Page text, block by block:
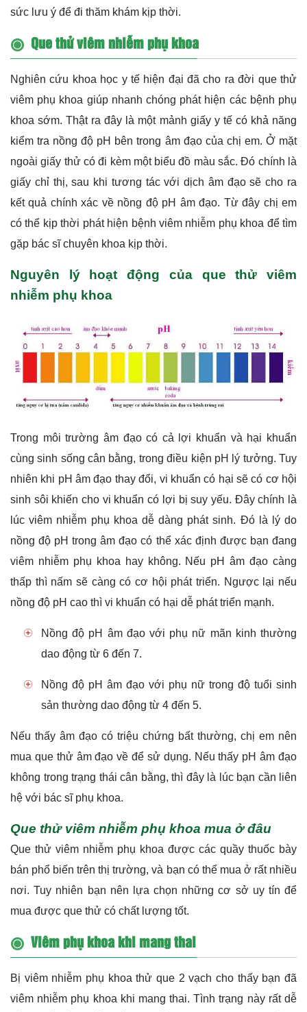
sức lưu ý để đi thăm khám kịp thời.
Que thử viêm nhiễm phụ khoa
Nghiên cứu khoa học y tế hiện đại đã cho ra đời que thử
viêm phụ khoa giúp nhanh chóng phát hiện các bệnh phụ
khoa sớm. Thật ra đây là một mảnh giấy y tế có khả năng
kiểm tra nồng độ pH bên trong âm đạo của chị em. Ở mặt
ngoài giấy thử có đi kèm một biểu đồ màu sắc. Đó chính là
giấy chỉ thị, sau khi tương tác với dịch âm đạo sẽ cho ra
kết quả chính xác về nồng độ pH âm đạo. Từ đây chị em
có thể kịp thời phát hiện bệnh viêm nhiễm phụ khoa để tìm
gặp bác sĩ chuyên khoa kịp thời.
Nguyên lý hoạt động của que thử viêm
nhiễm phụ khoa
Trong môi trường âm đạo có cả lợi khuẩn và hại khuẩn
cùng sinh sống cân bằng, trong điều kiện pH lý tưởng. Tuy
nhiên khi pH âm đạo thay đổi, vi khuẩn có hại sẽ có cơ hội
sinh sôi khiến cho vi khuẩn có lợi bị suy yếu. Đây chính là
lúc viêm nhiễm phụ khoa dễ dàng phát sinh. Đó là lý do
nồng độ pH trong âm đạo có thể xác định được bạn đang
viêm nhiễm phụ khoa hay không. Nếu pH âm đạo càng
thấp thì nấm sẽ càng có cơ hội phát triển. Ngược lại nếu
nồng độ pH cao thì vi khuẩn có hại dễ phát triển mạnh.
Nồng độ pH âm đạo với phụ nữ mãn kinh thường
dao động từ 6 đến 7.
Nồng độ pH âm đạo với phụ nữ trong độ tuổi sinh
sản thường dao động từ 4 đến 5.
Nếu thấy âm đạo có triệu chứng bất thường, chị em nên
mua que thử âm đạo về để sử dụng. Nếu thấy pH âm đạo
không trong trạng thái cân bằng, thì đây là lúc bạn cần liên
hệ với bác sĩ phụ khoa.
Que thử viêm nhiễm phụ khoa mua ở đâu
Que thử viêm nhiễm phụ khoa được các quầy thuốc bày
bán phổ biến trên thị trường, và bạn có thể mua ở rất nhiều
nơi. Tuy nhiên bạn nên lựa chọn những cơ sở uy tín để
mua được que thử có chất lượng tốt.
Viêm phụ khoa khi mang thai
Bị viêm nhiễm phụ khoa thử que 2 vạch cho thấy bạn đã
viêm nhiễm phụ khoa khi mang thai. Tình trạng này rất dễ